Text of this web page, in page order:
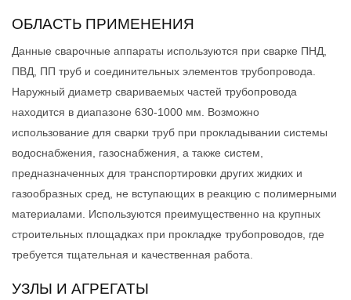
ОБЛАСТЬ ПРИМЕНЕНИЯ
Данные сварочные аппараты используются при сварке ПНД,
ПВД, ПП труб и соединительных элементов трубопровода.
Наружный диаметр свариваемых частей трубопровода
находится в диапазоне 630-1000 мм. Возможно
использование для сварки труб при прокладывании системы
водоснабжения, газоснабжения, а также систем,
предназначенных для транспортировки других жидких и
газообразных сред, не вступающих в реакцию с полимерными
материалами. Используются преимущественно на крупных
строительных площадках при прокладке трубопроводов, где
требуется тщательная и качественная работа.
УЗЛЫ И АГРЕГАТЫ